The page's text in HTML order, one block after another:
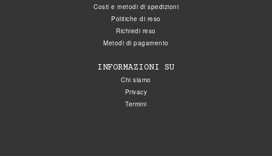
Costi e metodi di spedizioni
Politiche di reso
Richiedi reso
Metodi di pagamento
INFORMAZIONI SU
Chi siamo
Privacy
Termini